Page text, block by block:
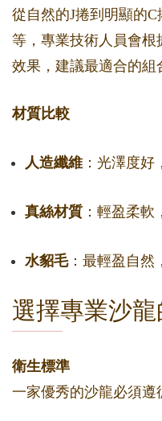
從自然的J捲到明顯的C
等，專業技術人員會
效果，建議最適合的組
材質比較
人造纖維 ：光澤度好
真絲材質 ：輕盈柔
水貂毛：最輕盈自然
選擇專業沙龍
衛生標準
一家優秀的沙龍必須遵